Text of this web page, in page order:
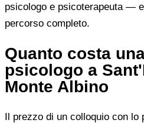
psicologo e psicoterapeuta —
percorso completo.
Quanto costa
psicologo a
Monte Albino
Il prezzo di un colloquio con lo